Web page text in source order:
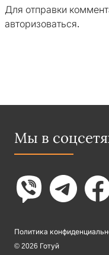
Для отправки
авторизоваться.
Мы в
Политика
© 2026 Готуй